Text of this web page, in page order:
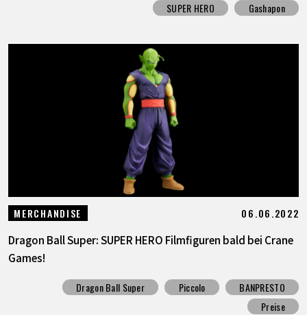
SUPER HERO
Gashapon
MERCHANDISE 06.06.2022
Dragon Ball Super: SUPER HERO Filmfiguren bald bei Crane
Games!
Dragon Ball Super Piccolo
BANPRESTO
Preise